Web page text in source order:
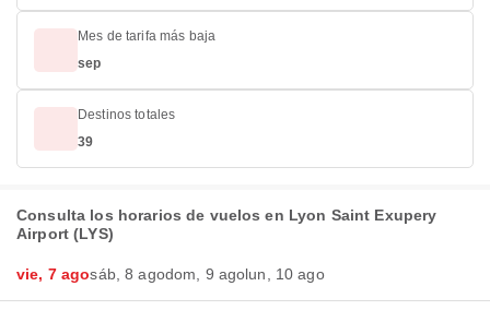
Mes de tarifa más baja
sep
Destinos totales
39
Consulta los horarios de vuelos en Lyon Saint Exupery
Airport (LYS)
vie, 7 agosáb, 8 agodom, 9 agolun, 10 ago